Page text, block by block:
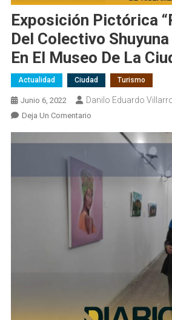
Exposición Pictórica
Del Colectivo
En El Museo De La
Actualidad Ciudad Turismo
Junio 6, 2022 Danilo Eduardo
Deja Un ComentarioEn
Pictórica
Del
Colectivo
Shuyuna
Exhibe
En
Ciudad